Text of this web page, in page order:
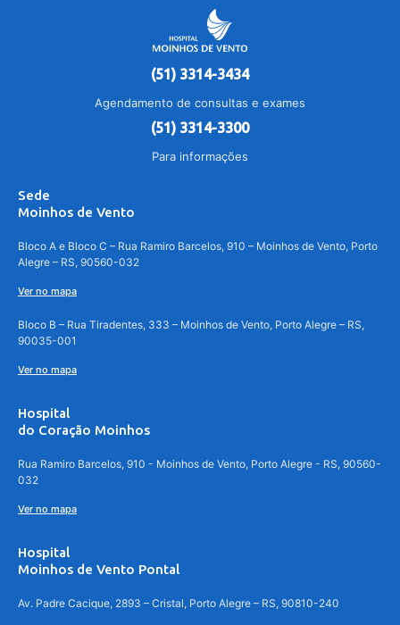
(51) 3314-3434
Agendamento de consultas e exames
(51) 3314-3300
Para informações
Sede
Moinhos de Vento
Bloco A e Bloco C – Rua Ramiro Barcelos, 910 – Moinhos de Vento, Porto
Alegre – RS, 90560-032
Ver no mapa
Bloco B – Rua Tiradentes, 333 – Moinhos de Vento, Porto Alegre – RS,
90035-001
Ver no mapa
Hospital
do Coração Moinhos
Rua Ramiro Barcelos, 910 - Moinhos de Vento, Porto Alegre - RS, 90560-
032
Ver no mapa
Hospital
Moinhos de Vento Pontal
Av. Padre Cacique, 2893 – Cristal, Porto Alegre – RS, 90810-240